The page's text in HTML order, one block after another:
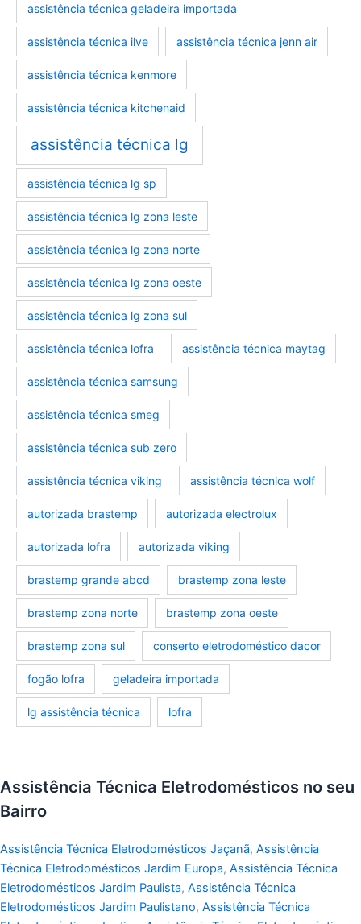
assistência técnica geladeira importada
assistência técnica ilve assistência técnica jenn air
assistência técnica kenmore
assistência técnica kitchenaid
assistência técnica lg
assistência técnica lg sp
assistência técnica lg zona leste
assistência técnica lg zona norte
assistência técnica lg zona oeste
assistência técnica lg zona sul
assistência técnica lofra assistência técnica maytag
assistência técnica samsung
assistência técnica smeg
assistência técnica sub zero
assistência técnica viking assistência técnica wolf
autorizada brastemp autorizada electrolux
autorizada lofra autorizada viking
brastemp grande abcd brastemp zona leste
brastemp zona norte brastemp zona oeste
brastemp zona sul conserto eletrodoméstico dacor
fogão lofra geladeira importada
lg assistência técnica lofra
Assistência Técnica Eletrodomésticos no seu
Bairro
Assistência Técnica Eletrodomésticos Jaçanã, Assistência
Técnica Eletrodomésticos Jardim Europa, Assistência Técnica
Eletrodomésticos Jardim Paulista, Assistência Técnica
Eletrodomésticos Jardim Paulistano, Assistência Técnica